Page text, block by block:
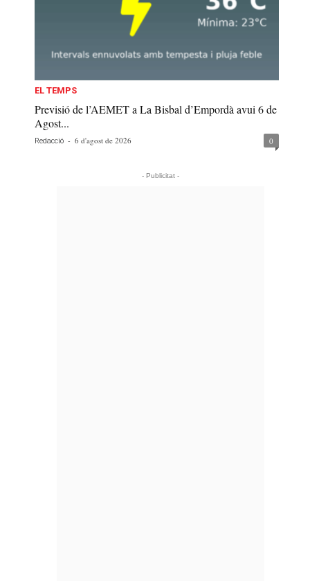
EL TEMPS
Previsió de l’AEMET a La Bisbal d’Empordà avui 6 de
Agost...
Redacció - 6 d'agost de 2026 0
- Publicitat -